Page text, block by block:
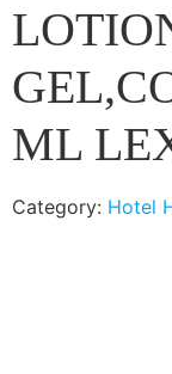
ML
Category: Hotel